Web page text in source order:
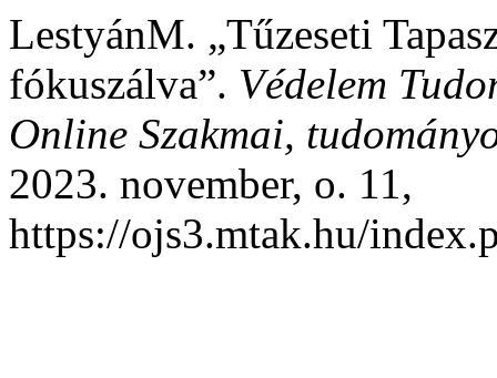
LestyánM. „Tűzeseti
fókuszálva”. Védelem
Online Szakmai,
2023. november, o. 11,
https://ojs3.mtak.hu/